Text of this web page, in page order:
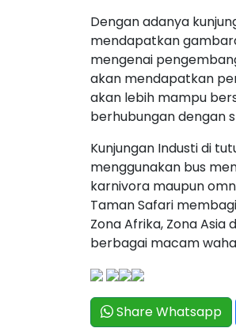
Dengan adanya
mendapatkan
mengenai
akan mendapatkan
akan lebih mampu
berhubungan dengan
Kunjungan Industi di
menggunakan bus
karnivora maupun
Taman Safari
Zona Afrika, Zona
berbagai macam
Share Whatsapp